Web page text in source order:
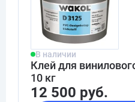
В наличии
Клей для
10 кг
12 500 руб.